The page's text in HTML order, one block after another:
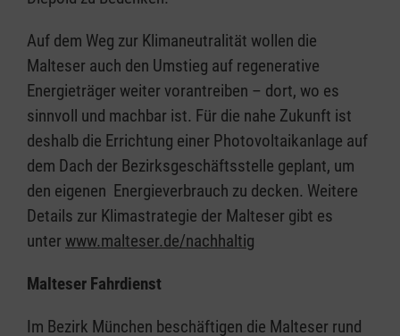
Auf dem Weg zur Klimaneutralität wollen die
Malteser auch den Umstieg auf regenerative
Energieträger weiter vorantreiben – dort, wo es
sinnvoll und machbar ist. Für die nahe Zukunft ist
deshalb die Errichtung einer Photovoltaikanlage auf
dem Dach der Bezirksgeschäftsstelle geplant, um
den eigenen Energieverbrauch zu decken. Weitere
Details zur Klimastrategie der Malteser gibt es
unter www.malteser.de/nachhaltig
Malteser Fahrdienst
Im Bezirk München beschäftigen die Malteser rund